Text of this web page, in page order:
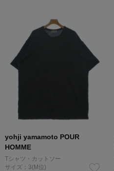
yohji yamamoto POUR
HOMME
Tシャツ・カットソー
サイズ：3(M位)